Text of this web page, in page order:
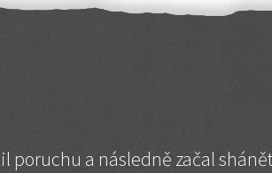
poruchu a následně začal